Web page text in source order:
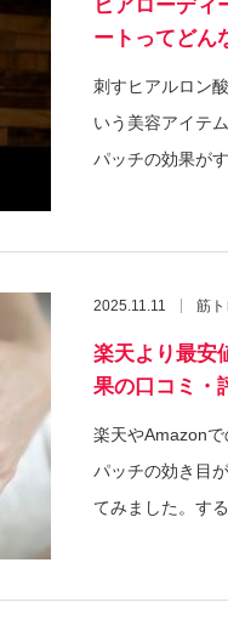
ヒアローディ
ートってどん
刺すヒアルロン
いう美容アイテ
パッチの効果が
2025.11.11 筋ト
楽天より最安
果の口コミ・
楽天やAmazon
パッチの効き目
てみました。す